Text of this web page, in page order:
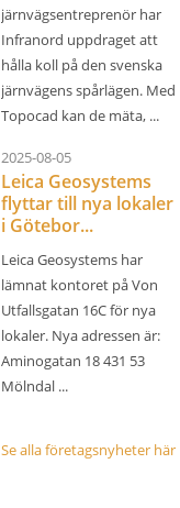
järnvägsentreprenör har
Infranord uppdraget att
hålla koll på den svenska
järnvägens spårlägen. Med
Topocad kan de mäta, ...
2025-08-05
Leica Geosystems
flyttar till nya lokaler
i Götebor...
Leica Geosystems har
lämnat kontoret på Von
Utfallsgatan 16C för nya
lokaler. Nya adressen är:
Aminogatan 18 431 53
Mölndal ...
Se alla företagsnyheter här